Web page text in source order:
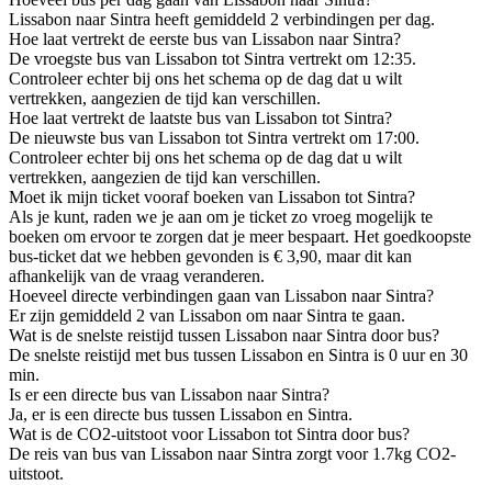
Lissabon naar Sintra heeft gemiddeld 2 verbindingen per dag.
Hoe laat vertrekt de eerste bus van Lissabon naar Sintra?
De vroegste bus van Lissabon tot Sintra vertrekt om 12:35.
Controleer echter bij ons het schema op de dag dat u wilt
vertrekken, aangezien de tijd kan verschillen.
Hoe laat vertrekt de laatste bus van Lissabon tot Sintra?
De nieuwste bus van Lissabon tot Sintra vertrekt om 17:00.
Controleer echter bij ons het schema op de dag dat u wilt
vertrekken, aangezien de tijd kan verschillen.
Moet ik mijn ticket vooraf boeken van Lissabon tot Sintra?
Als je kunt, raden we je aan om je ticket zo vroeg mogelijk te
boeken om ervoor te zorgen dat je meer bespaart. Het goedkoopste
bus-ticket dat we hebben gevonden is € 3,90, maar dit kan
afhankelijk van de vraag veranderen.
Hoeveel directe verbindingen gaan van Lissabon naar Sintra?
Er zijn gemiddeld 2 van Lissabon om naar Sintra te gaan.
Wat is de snelste reistijd tussen Lissabon naar Sintra door bus?
De snelste reistijd met bus tussen Lissabon en Sintra is 0 uur en 30
min.
Is er een directe bus van Lissabon naar Sintra?
Ja, er is een directe bus tussen Lissabon en Sintra.
Wat is de CO2-uitstoot voor Lissabon tot Sintra door bus?
De reis van bus van Lissabon naar Sintra zorgt voor 1.7kg CO2-
uitstoot.